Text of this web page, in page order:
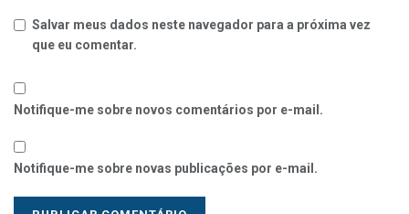
Salvar meus dados neste navegador para a próxima vez
que eu comentar.
Notifique-me sobre novos comentários por e-mail.
Notifique-me sobre novas publicações por e-mail.